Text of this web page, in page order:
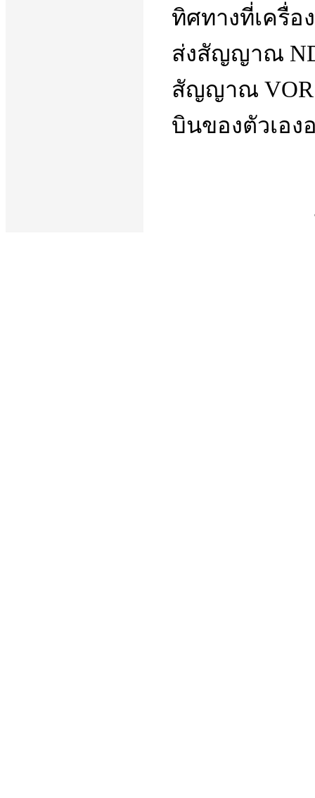
ทิศทางที่เครื่
ส่งสัญญาณ
สัญญาณ VOR
บินของตัวเอ